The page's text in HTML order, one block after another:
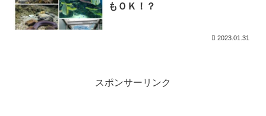
もＯＫ！？
2023.01.31
スポンサーリンク